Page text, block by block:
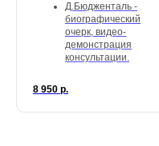
Д.Бюдженталь -
биографический
очерк, видео-
демонстрация
консультации.
8 950 р.